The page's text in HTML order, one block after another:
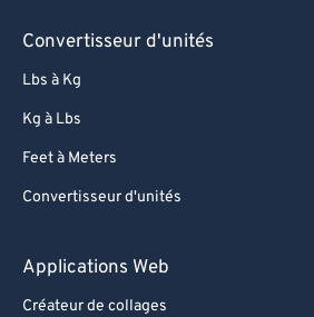
Convertisseur d'unités
Lbs à Kg
Kg à Lbs
Feet à Meters
Convertisseur d'unités
Applications Web
Créateur de collages